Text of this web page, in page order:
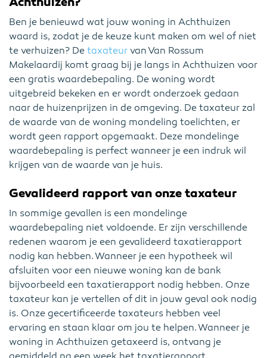
Ben je benieuwd wat jouw woning in Achthuizen
waard is, zodat je de keuze kunt maken om wel of niet
te verhuizen? De taxateur van Van Rossum
Makelaardij komt graag bij je langs in Achthuizen voor
een gratis waardebepaling. De woning wordt
uitgebreid bekeken en er wordt onderzoek gedaan
naar de huizenprijzen in de omgeving. De taxateur zal
de waarde van de woning mondeling toelichten, er
wordt geen rapport opgemaakt. Deze mondelinge
waardebepaling is perfect wanneer je een indruk wil
krijgen van de waarde van je huis.
Gevalideerd rapport van onze taxateur
In sommige gevallen is een mondelinge
waardebepaling niet voldoende. Er zijn verschillende
redenen waarom je een gevalideerd taxatierapport
nodig kan hebben. Wanneer je een hypotheek wil
afsluiten voor een nieuwe woning kan de bank
bijvoorbeeld een taxatierapport nodig hebben. Onze
taxateur kan je vertellen of dit in jouw geval ook nodig
is. Onze gecertificeerde taxateurs hebben veel
ervaring en staan klaar om jou te helpen. Wanneer je
woning in Achthuizen getaxeerd is, ontvang je